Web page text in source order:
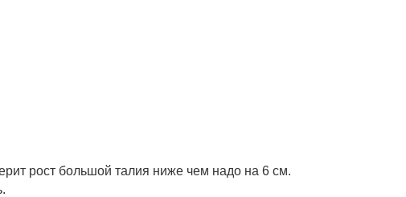
рост большой талия ниже чем надо на 6 см.